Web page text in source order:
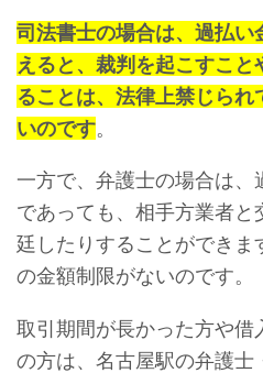
司法書士の場合は、過払い
えると、裁判を起こすこ
ることは、法律上禁じら
いのです。
一方で、弁護士の場合は、
であっても、相手方業者と
廷したりすることができま
の金額制限がないのです。
取引期間が長かった方や
の方は、名古屋駅の弁護